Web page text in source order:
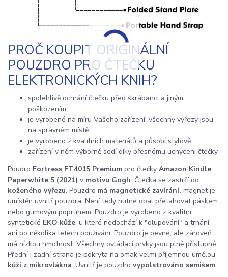
PROČ KOUPIT ORIGINÁLNÍ
POUZDRO PRO ČTEČKU
ELEKTRONICKÝCH KNIH?
spolehlivě ochrání čtečku před škrábanci a jiným
poškozením
je vyrobené na míru Vašeho zařízení, všechny výřezy jsou
na správném místě
je vyrobeno z kvalitních materiálů a působí stylově
zařízení v něm výborně sedí díky přesnému uchyceni čtečky
Poudro Fortress FT4015 Premium pro čtečky Amazon Kindle
Paperwhite 5 (2021) v motivu Gogh. Čtečka se zastrčí do
koženého výřezu. Pouzdro má magnetické zavírání, magnet je
umístěn uvnitř pouzdra. Není tedy nutné obal přetahovat páskem
nebo gumovým popruhem. Pouzdro je vyrobeno z kvalitní
syntetické EKO kůže, u které nedochází k "olupování" a trhání
ani po několika letech používání. Pouzdro je pevné, ale zároveň
má nízkou hmotnost. Všechny ovládací prvky jsou plně přístupné.
Přední i zadní strana je pokryta na omak velmi příjemnou umělou
kůží z mikrovlákna. Uvnitř je pouzdro vypolstrováno semišem.